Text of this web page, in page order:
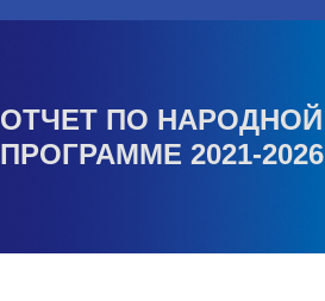
ОТЧЕТ ПО НАРОДНОЙ
ПРОГРАММЕ 2021-2026